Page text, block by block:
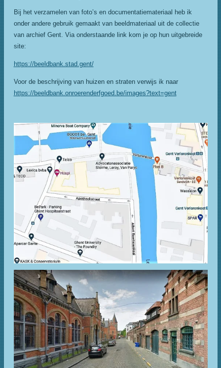
Bij het verzamelen van foto’s en documentatiemateriaal heb ik
onder andere gebruik gemaakt van beeldmateriaal uit de collectie
van archief Gent. Via onderstaande link kom je op hun uitgebreide
site:
https://beeldbank.stad.gent/
Voor de beschrijving van huizen en straten verwijs ik naar
https://beeldbank.onroerenderfgoed.be/images?text=gent